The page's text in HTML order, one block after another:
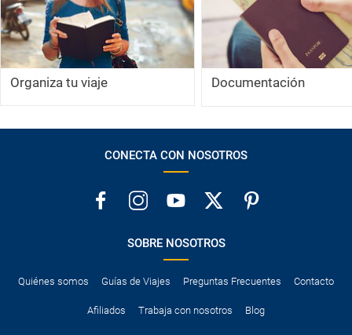
Organiza tu viaje Documentación
CONECTA CON NOSOTROS
SOBRE NOSOTROS
Quiénes somos Guías de Viajes Preguntas Frecuentes Contacto
Afiliados Trabaja con nosotros Blog